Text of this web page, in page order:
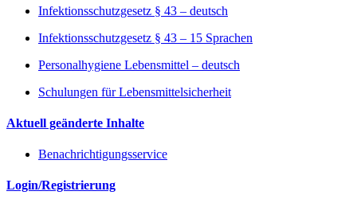
Infektionsschutzgesetz § 43 – deutsch
Infektionsschutzgesetz § 43 – 15 Sprachen
Personalhygiene Lebensmittel – deutsch
Schulungen für Lebensmittelsicherheit
Aktuell geänderte Inhalte
Benachrichtigungsservice
Login/Registrierung